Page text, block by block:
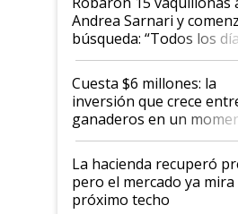
Andrea Sarnari y
búsqueda: “Todos los
toca a algún productor”
Cuesta $6 millones: la
inversión que crece
ganaderos en un
histórico para la
La hacienda recuperó
pero el mercado ya mira
próximo techo